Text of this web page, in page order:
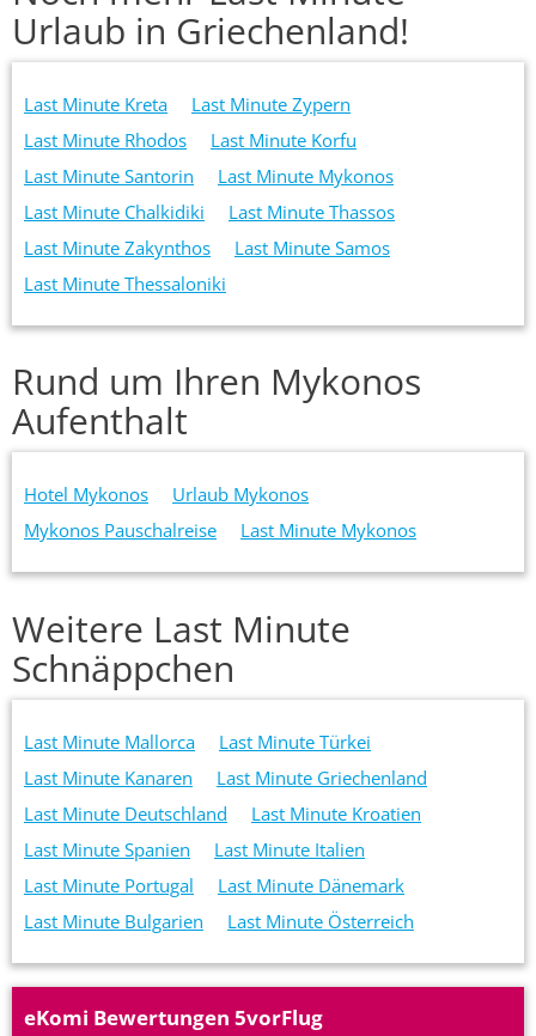
Urlaub in Griechenland!
Last Minute Kreta
Last Minute Zypern
Last Minute Rhodos
Last Minute Korfu
Last Minute Santorin
Last Minute Mykonos
Last Minute Chalkidiki
Last Minute Thassos
Last Minute Zakynthos
Last Minute Samos
Last Minute Thessaloniki
Rund um Ihren Mykonos
Aufenthalt
Hotel Mykonos
Urlaub Mykonos
Mykonos Pauschalreise
Last Minute Mykonos
Weitere Last Minute
Schnäppchen
Last Minute Mallorca
Last Minute Türkei
Last Minute Kanaren
Last Minute Griechenland
Last Minute Deutschland
Last Minute Kroatien
Last Minute Spanien
Last Minute Italien
Last Minute Portugal
Last Minute Dänemark
Last Minute Bulgarien
Last Minute Österreich
eKomi Bewertungen 5vorFlug